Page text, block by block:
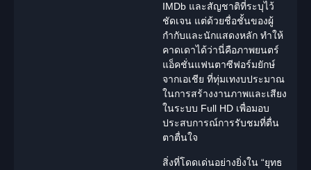
IMDb และสัญชาติที่ระบุไว้
ชัดเจน แต่ด้วยชื่อชั้นของผู้
กำกับและนักแสดงหลัก ทำให้
คาดเดาได้ว่านี่คือภาพยนตร์
แอ็คชั่นแฟนตาซีฟอร์มยักษ์
จากเอเชีย ที่ทุ่มเทงบประมาณ
ในการสร้างงานภาพและเสียง
ในระบบ Full HD เพื่อมอบ
ประสบการณ์การรับชมที่ตื่น
ตาตื่นใจ
สิ่งที่โดดเด่นอย่างยิ่งใน “ยุทธ